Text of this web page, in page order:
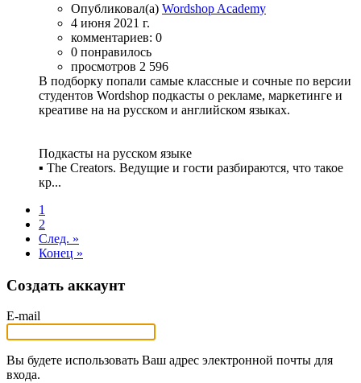
Опубликовал(а) Wordshop Academy
4 июня 2021 г.
комментариев: 0
0 понравилось
просмотров 2 596
В подборку попали самые классные и сочные по версии
студентов Wordshop подкасты о рекламе, маркетинге и
креативе на на русском и английском языках.
Подкасты на русском языке
▪ The Creators. Ведущие и гости разбираются, что такое
кр...
1
2
След. »
Конец »
Создать аккаунт
E-mail
Вы будете использовать Ваш адрес электронной почты для
входа.